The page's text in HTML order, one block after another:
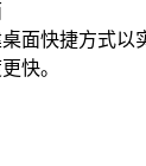
面快捷方式以
快。